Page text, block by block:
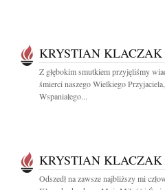
KRYSTIAN KLACZAK
Z głębokim smutkiem przyjęliśmy
śmierci naszego Wielkiego Przyjaciela,
Wspaniałego...
KRYSTIAN KLACZAK
Odszedł na zawsze najbliższy mi